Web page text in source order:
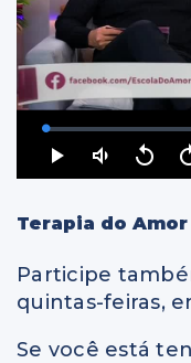
Terapia do Amor
Participe
quintas-feiras,
Se você está